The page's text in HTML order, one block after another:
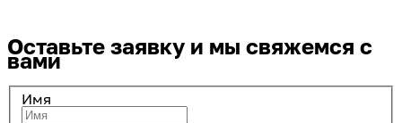
Оставьте заявку и мы свяжемся с
вами
Имя